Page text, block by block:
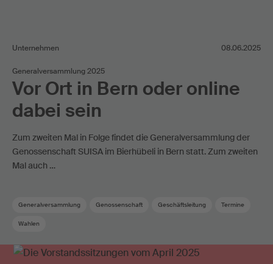
Unternehmen 08.06.2025
Generalversammlung 2025
Vor Ort in Bern oder online
dabei sein
Zum zweiten Mal in Folge findet die Generalversammlung der
Genossenschaft SUISA im Bierhübeli in Bern statt. Zum zweiten
Mal auch …
Generalversammlung Genossenschaft Geschäftsleitung Termine
Wahlen